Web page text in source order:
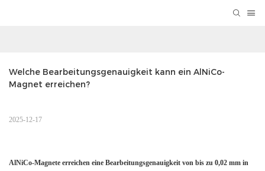
Welche Bearbeitungsgenauigkeit kann ein AlNiCo-
Magnet erreichen?
2025-12-17
AlNiCo-Magnete erreichen eine Bearbeitungsgenauigkeit von bis zu 0,02 mm in